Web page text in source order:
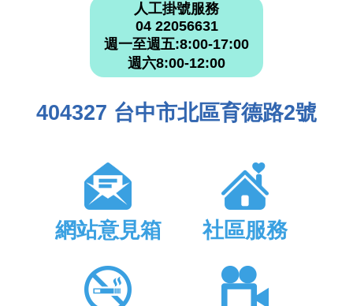
人工掛號服務
04 22056631
週一至週五:8:00-17:00
週六8:00-12:00
404327 台中市北區育德路2號
網站意見箱 社區服務